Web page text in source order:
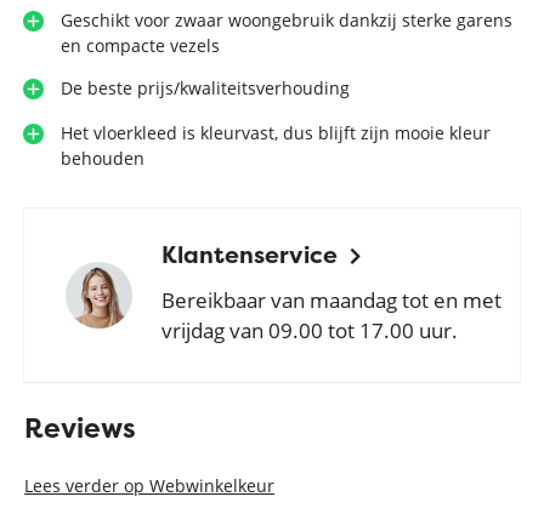
Geschikt voor zwaar woongebruik dankzij sterke garens
en compacte vezels
De beste prijs/kwaliteitsverhouding
Het vloerkleed is kleurvast, dus blijft zijn mooie kleur
behouden
Klantenservice
Bereikbaar van maandag tot en met
vrijdag van 09.00 tot 17.00 uur.
Reviews
Lees verder op Webwinkelkeur